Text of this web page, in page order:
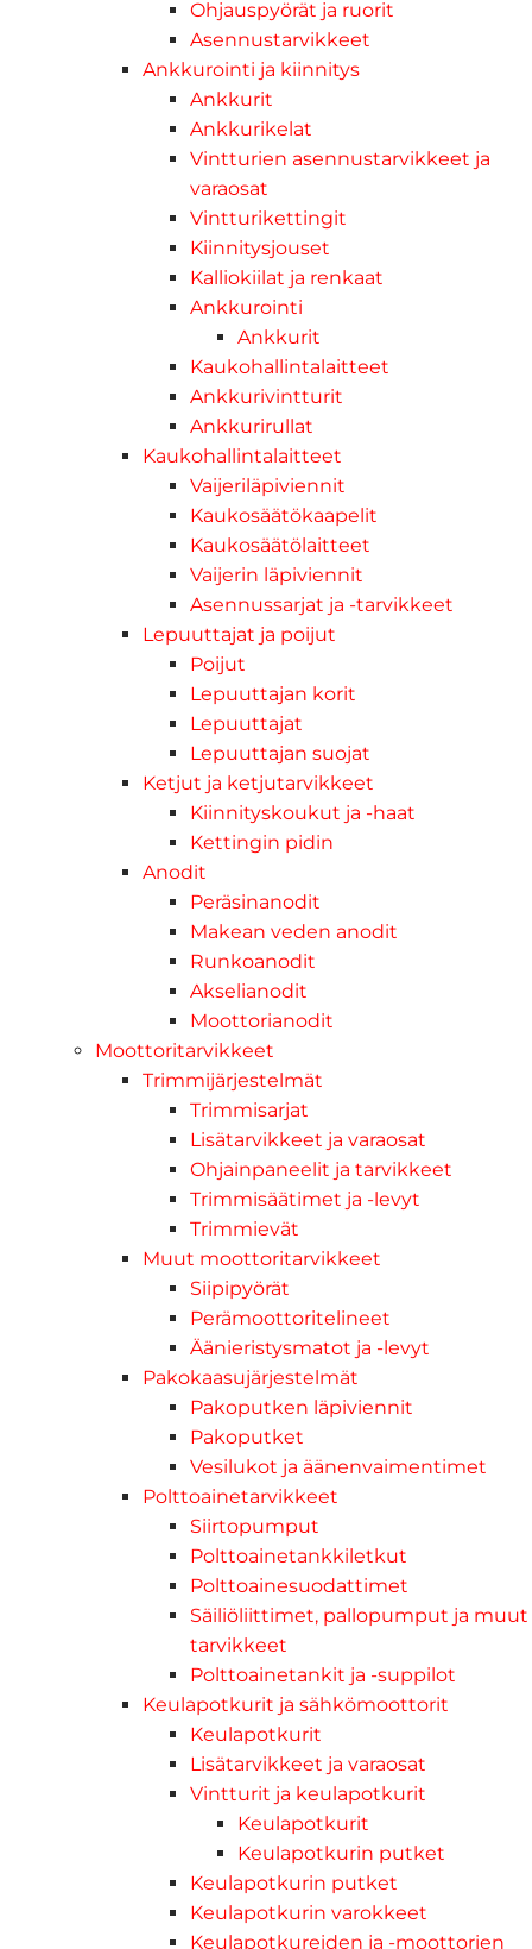
Ohjauspyörät ja ruorit
Asennustarvikkeet
Ankkurointi ja kiinnitys
Ankkurit
Ankkurikelat
Vintturien asennustarvikkeet ja
varaosat
Vintturikettingit
Kiinnitysjouset
Kalliokiilat ja renkaat
Ankkurointi
Ankkurit
Kaukohallintalaitteet
Ankkurivintturit
Ankkurirullat
Kaukohallintalaitteet
Vaijeriläpiviennit
Kaukosäätökaapelit
Kaukosäätölaitteet
Vaijerin läpiviennit
Asennussarjat ja -tarvikkeet
Lepuuttajat ja poijut
Poijut
Lepuuttajan korit
Lepuuttajat
Lepuuttajan suojat
Ketjut ja ketjutarvikkeet
Kiinnityskoukut ja -haat
Kettingin pidin
Anodit
Peräsinanodit
Makean veden anodit
Runkoanodit
Akselianodit
Moottorianodit
Moottoritarvikkeet
Trimmijärjestelmät
Trimmisarjat
Lisätarvikkeet ja varaosat
Ohjainpaneelit ja tarvikkeet
Trimmisäätimet ja -levyt
Trimmievät
Muut moottoritarvikkeet
Siipipyörät
Perämoottoritelineet
Äänieristysmatot ja -levyt
Pakokaasujärjestelmät
Pakoputken läpiviennit
Pakoputket
Vesilukot ja äänenvaimentimet
Polttoainetarvikkeet
Siirtopumput
Polttoainetankkiletkut
Polttoainesuodattimet
Säiliöliittimet, pallopumput ja muut
tarvikkeet
Polttoainetankit ja -suppilot
Keulapotkurit ja sähkömoottorit
Keulapotkurit
Lisätarvikkeet ja varaosat
Vintturit ja keulapotkurit
Keulapotkurit
Keulapotkurin putket
Keulapotkurin putket
Keulapotkurin varokkeet
Keulapotkureiden ja -moottorien